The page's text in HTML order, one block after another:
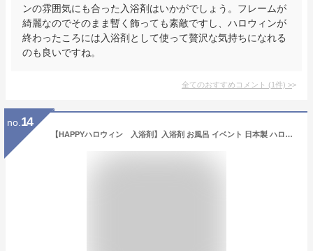
ンの雰囲気にも合った入浴剤はいかがでしょう。フレームが
綺麗なのでそのまま暫く飾っても素敵ですし、ハロウィンが
終わったころには入浴剤として使って贅沢な気持ちになれる
のも良いですね。
全てのおすすめコメント (1件) >
no. 14
【HAPPYハロウィン 入浴剤】入浴剤 お風呂 イベント 日本製 ハロウィン Hallow ween かぼちゃ パンプキン おばけ キャンディグッズ 景品 粗品 子供 雑貨 小物 手渡し 子ども会 子供会 幼稚園 保育園 店舗 プチギフト ハロウィン柄 ノベルティー